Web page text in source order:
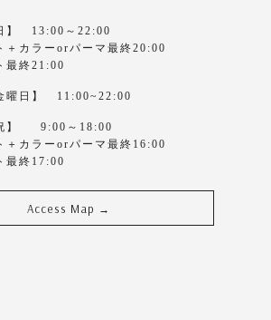
】 13:00～22:00
＋カラーorパーマ最終20:00
最終21:00
曜日】 11:00~22:00
祝】 9:00～18:00
＋カラーorパーマ最終16:00
最終17:00
Access Map →